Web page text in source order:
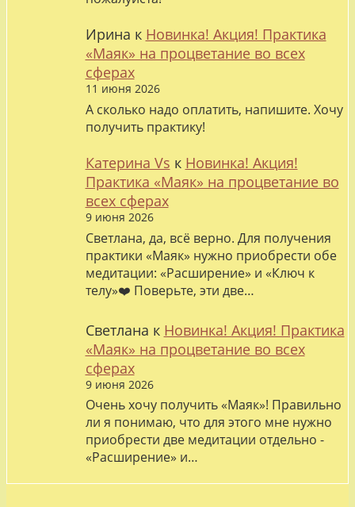
Ирина к Новинка! Акция! Практика
«Маяк» на процветание во всех
сферах
11 июня 2026
А сколько надо оплатить, напишите. Хочу
получить практику!
Катерина Vs к Новинка! Акция!
Практика «Маяк» на процветание во
всех сферах
9 июня 2026
Светлана, да, всё верно. Для получения
практики «Маяк» нужно приобрести обе
медитации: «Расширение» и «Ключ к
телу»❤️ Поверьте, эти две…
Светлана к Новинка! Акция! Практика
«Маяк» на процветание во всех
сферах
9 июня 2026
Очень хочу получить «Маяк»! Правильно
ли я понимаю, что для этого мне нужно
приобрести две медитации отдельно -
«Расширение» и…